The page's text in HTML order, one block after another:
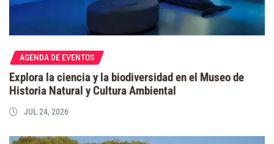
AGENDA DE EVENTOS
Explora la ciencia y la biodiversidad en el Museo de
Historia Natural y Cultura Ambiental
JUL 24, 2026